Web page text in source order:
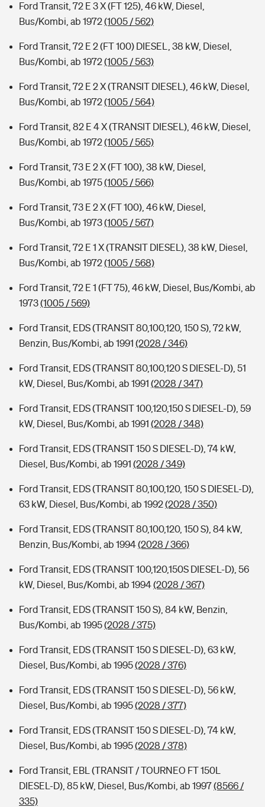
Ford Transit, 72 E 3 X (FT 125), 46 kW, Diesel,
Bus/Kombi, ab 1972(1005 / 562)
Ford Transit, 72 E 2 (FT 100) DIESEL, 38 kW, Diesel,
Bus/Kombi, ab 1972(1005 / 563)
Ford Transit, 72 E 2 X (TRANSIT DIESEL), 46 kW, Diesel,
Bus/Kombi, ab 1972(1005 / 564)
Ford Transit, 82 E 4 X (TRANSIT DIESEL), 46 kW, Diesel,
Bus/Kombi, ab 1972(1005 / 565)
Ford Transit, 73 E 2 X (FT 100), 38 kW, Diesel,
Bus/Kombi, ab 1975(1005 / 566)
Ford Transit, 73 E 2 X (FT 100), 46 kW, Diesel,
Bus/Kombi, ab 1973(1005 / 567)
Ford Transit, 72 E 1 X (TRANSIT DIESEL), 38 kW, Diesel,
Bus/Kombi, ab 1972(1005 / 568)
Ford Transit, 72 E 1 (FT 75), 46 kW, Diesel, Bus/Kombi, ab
1973(1005 / 569)
Ford Transit, EDS (TRANSIT 80,100,120, 150 S), 72 kW,
Benzin, Bus/Kombi, ab 1991 (2028 / 346)
Ford Transit, EDS (TRANSIT 80,100,120 S DIESEL-D), 51
kW, Diesel, Bus/Kombi, ab 1991 (2028 / 347)
Ford Transit, EDS (TRANSIT 100,120,150 S DIESEL-D), 59
kW, Diesel, Bus/Kombi, ab 1991 (2028 / 348)
Ford Transit, EDS (TRANSIT 150 S DIESEL-D), 74 kW,
Diesel, Bus/Kombi, ab 1991 (2028 / 349)
Ford Transit, EDS (TRANSIT 80,100,120, 150 S DIESEL-D),
63 kW, Diesel, Bus/Kombi, ab 1992(2028 / 350)
Ford Transit, EDS (TRANSIT 80,100,120, 150 S), 84 kW,
Benzin, Bus/Kombi, ab 1994(2028 / 366)
Ford Transit, EDS (TRANSIT 100,120,150S DIESEL-D), 56
kW, Diesel, Bus/Kombi, ab 1994(2028 / 367)
Ford Transit, EDS (TRANSIT 150 S), 84 kW, Benzin,
Bus/Kombi, ab 1995(2028 / 375)
Ford Transit, EDS (TRANSIT 150 S DIESEL-D), 63 kW,
Diesel, Bus/Kombi, ab 1995(2028 / 376)
Ford Transit, EDS (TRANSIT 150 S DIESEL-D), 56 kW,
Diesel, Bus/Kombi, ab 1995(2028 / 377)
Ford Transit, EDS (TRANSIT 150 S DIESEL-D), 74 kW,
Diesel, Bus/Kombi, ab 1995(2028 / 378)
Ford Transit, EBL (TRANSIT / TOURNEO FT 150L
DIESEL-D), 85 kW, Diesel, Bus/Kombi, ab 1997(8566 /
335)